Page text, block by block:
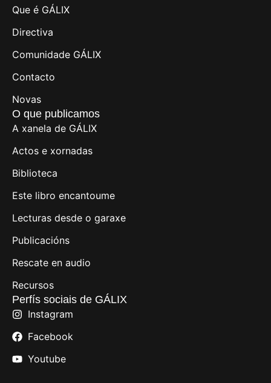
Que é GÁLIX
Directiva
Comunidade GÁLIX
Contacto
Novas
O que publicamos
A xanela de GÁLIX
Actos e xornadas
Biblioteca
Este libro encantoume
Lecturas desde o garaxe
Publicacións
Rescate en audio
Recursos
Perfís sociais de GÁLIX
Instagram
Facebook
Youtube